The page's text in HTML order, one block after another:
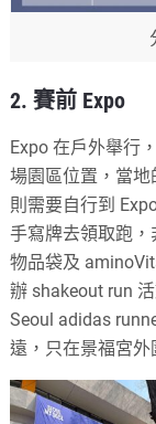
2. 賽前 Expo
Expo 在戶外舉行
場園區位置，當
則需要自行到
手寫牌去領取跑
物品袋及
辦 shakeout run
Seoul adidas
遠，只在景福宮外